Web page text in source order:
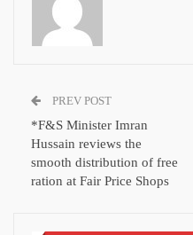
PREV POST
*F&S Minister Imran
Hussain reviews the
smooth distribution of free
ration at Fair Price Shops